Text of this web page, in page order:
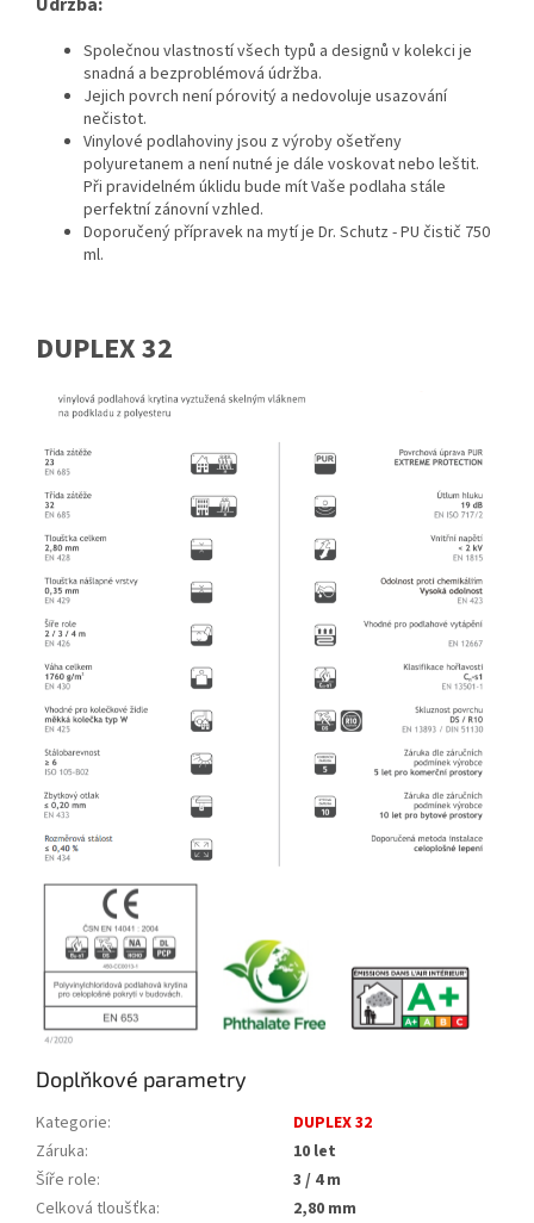
Společnou vlastností všech typů a designů v kolekci je
snadná a bezproblémová údržba.
Jejich povrch není pórovitý a nedovoluje usazování
nečistot.
Vinylové podlahoviny jsou z výroby ošetřeny
polyuretanem a není nutné je dále voskovat nebo leštit.
Při pravidelném úklidu bude mít Vaše podlaha stále
perfektní zánovní vzhled.
Doporučený přípravek na mytí je Dr. Schutz - PU čistič 750
ml.
DUPLEX 32
Doplňkové parametry
Kategorie:
DUPLEX 32
Záruka:
10 let
Šíře role:
3 / 4 m
Celková tloušťka:
2,80 mm